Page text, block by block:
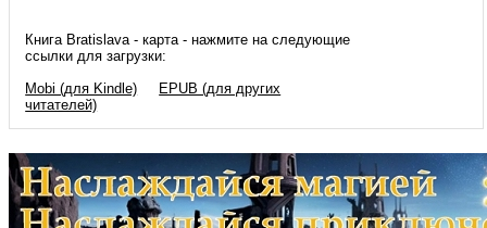
Книга Bratislava - карта - нажмите на следующие
ссылки для загрузки:
Mobi (для Kindle)
EPUB (для других
читателей)